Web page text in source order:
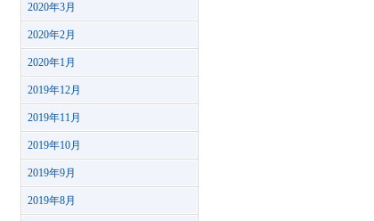
2020年3月
2020年2月
2020年1月
2019年12月
2019年11月
2019年10月
2019年9月
2019年8月